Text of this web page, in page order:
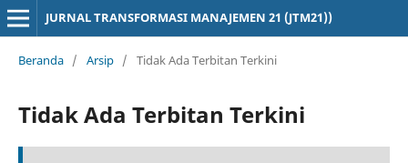
JURNAL TRANSFORMASI MANAJEMEN 21 (JTM21))
Beranda / Arsip / Tidak Ada Terbitan Terkini
Tidak Ada Terbitan Terkini